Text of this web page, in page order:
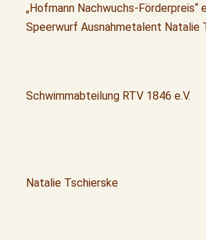
„Hofmann Nachwuchs-Förderpreis“
Speerwurf Ausnahmetalent Natalie
Schwimmabteilung RTV 1846 e.V.
Natalie Tschierske